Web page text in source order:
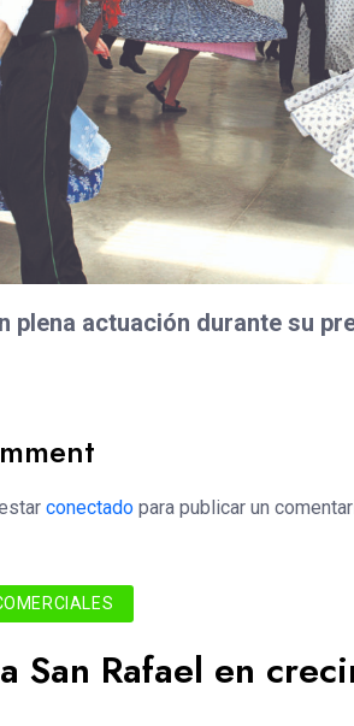
plena actuación durante su
conectado para publicar un
San Rafael en